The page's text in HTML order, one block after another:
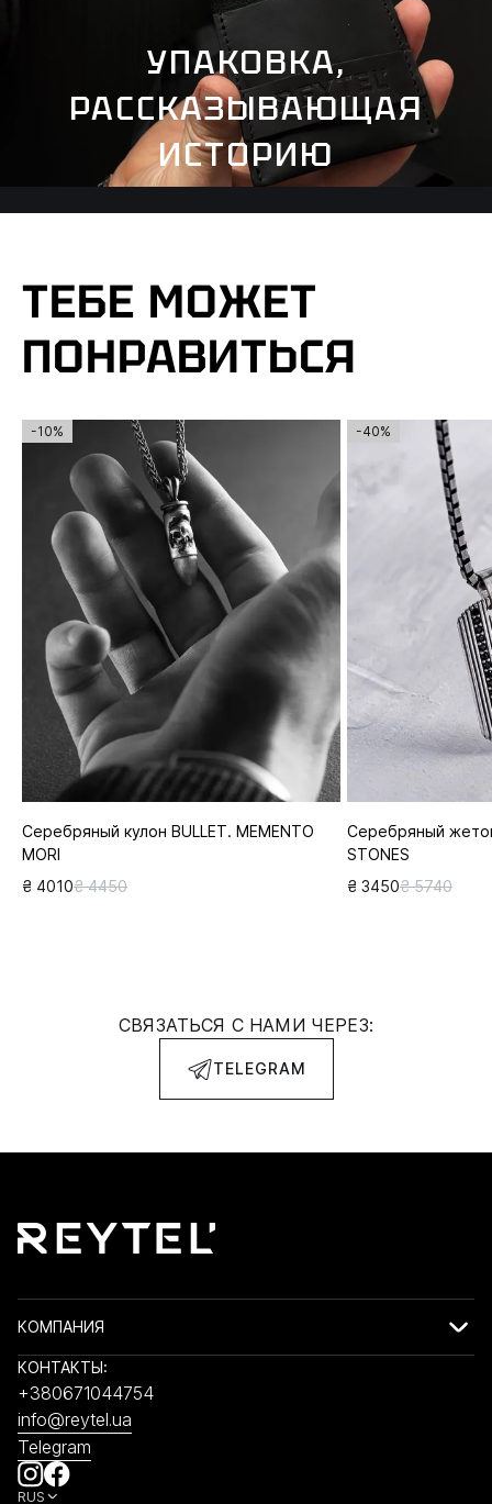
УПАКОВКА,
РАССКАЗЫВАЮЩАЯ
ИСТОРИЮ
ТЕБЕ МОЖЕТ
ПОНРАВИТЬСЯ
-10%
Серебряный кулон BULLET. MEMENTO
MORI
₴ 4010₴ 4450
-40%
Серебряный
STONES
₴ 3450₴ 5740
СВЯЗАТЬСЯ С НАМИ ЧЕРЕЗ:
TELEGRAM
КОМПАНИЯ
КОНТАКТЫ:
+380671044754
info@reytel.ua
Telegram
RUS